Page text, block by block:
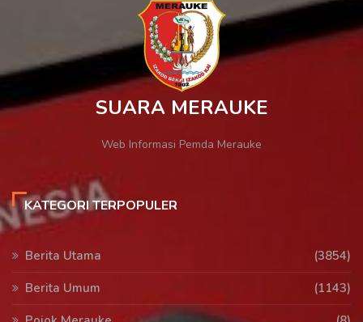
SUARA MERAUKE
Web Informasi Pemda Merauke
KATEGORI TERPOPULER
Berita Utama
(3854)
Berita Umum
(1143)